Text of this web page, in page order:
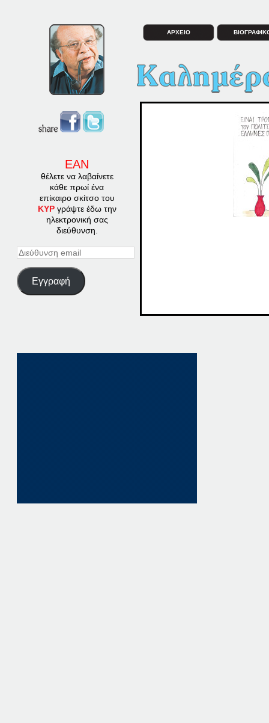
ΕΑΝ
θέλετε να λαβαίνετε
κάθε πρωί ένα
επίκαιρο σκίτσο του
ΚΥΡγράψτε έδω την
ηλεκτρονική σας
διεύθυνση.
Διεύθυνση
Εγγραφή
ΑΡΧΕΙΟ